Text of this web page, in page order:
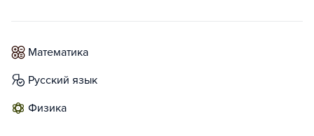
математика
русский язык
физика